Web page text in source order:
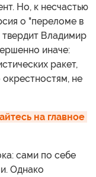
Но, к несчастью
о "переломе в
твердит Владимир
иначе:
ракет,
не
на главное
сами по себе
Однако